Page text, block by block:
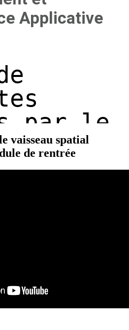
vaisseau spatial
de rentrée